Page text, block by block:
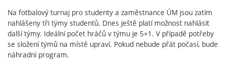
Na fotbalový turnaj pro studenty a zaměstnance ÚM jsou zatím
nahlášeny tři týmy studentů. Dnes ještě platí možnost nahlásit
další týmy. Ideální počet hráčů v týmu je 5+1. V případě potřeby
se složení týmů na místě upraví. Pokud nebude přát počasí, bude
náhradní program.